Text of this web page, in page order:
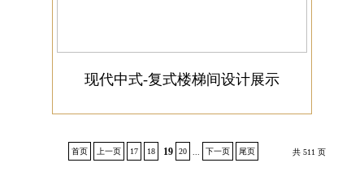
现代中式-复式楼梯间设计展示
首页 上一页 17 18 19 20 下一页 尾页 共 511 页